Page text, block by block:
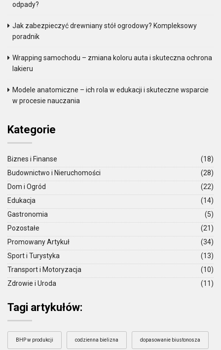
odpady?
Jak zabezpieczyć drewniany stół ogrodowy? Kompleksowy
poradnik
Wrapping samochodu – zmiana koloru auta i skuteczna ochrona
lakieru
Modele anatomiczne – ich rola w edukacji i skuteczne wsparcie
w procesie nauczania
Kategorie
Biznes i Finanse
(18)
Budownictwo i Nieruchomości
(28)
Dom i Ogród
(22)
Edukacja
(14)
Gastronomia
(5)
Pozostałe
(21)
Promowany Artykuł
(34)
Sport i Turystyka
(13)
Transport i Motoryzacja
(10)
Zdrowie i Uroda
(11)
Tagi artykułów:
BHP w produkcji codzienna bielizna dopasowanie biustonosza